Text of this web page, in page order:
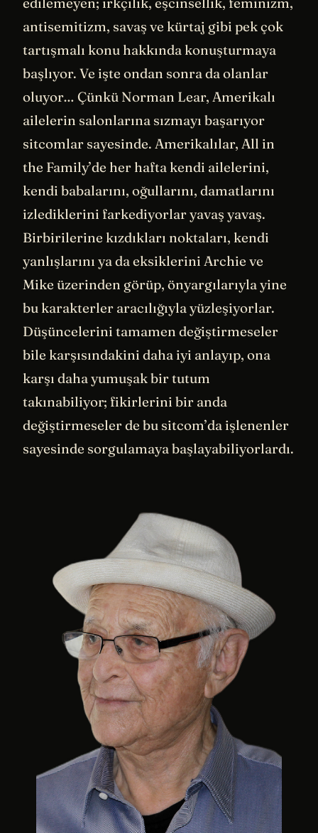
antisemitizm, savaş ve kürtaj gibi pek çok
tartışmalı konu hakkında konuşturmaya
başlıyor. Ve işte ondan sonra da olanlar
oluyor… Çünkü Norman Lear, Amerikalı
ailelerin salonlarına sızmayı başarıyor
sitcomlar sayesinde. Amerikalılar, All in
the Family’de her hafta kendi ailelerini,
kendi babalarını, oğullarını, damatlarını
izlediklerini farkediyorlar yavaş yavaş.
Birbirilerine kızdıkları noktaları, kendi
yanlışlarını ya da eksiklerini Archie ve
Mike üzerinden görüp, önyargılarıyla yine
bu karakterler aracılığıyla yüzleşiyorlar.
Düşüncelerini tamamen değiştirmeseler
bile karşısındakini daha iyi anlayıp, ona
karşı daha yumuşak bir tutum
takınabiliyor; fikirlerini bir anda
değiştirmeseler de bu sitcom’da işlenenler
sayesinde sorgulamaya başlayabiliyorlardı.